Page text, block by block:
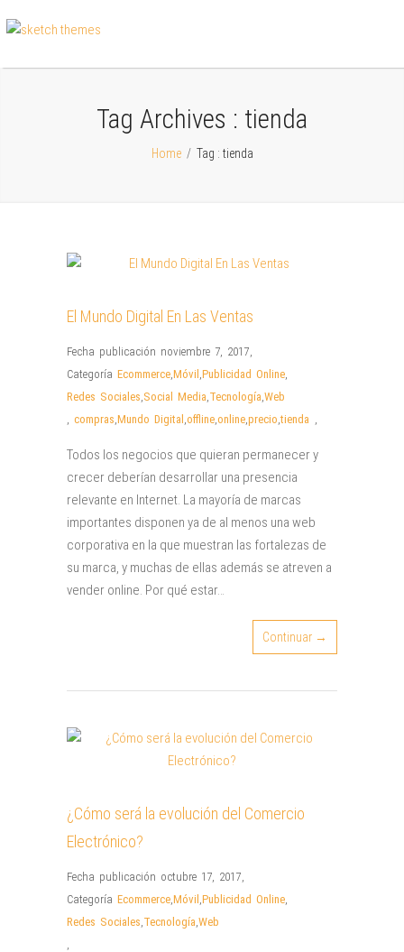
Tag Archives : tienda
Home / Tag : tienda
El Mundo Digital En Las Ventas
Fecha publicación noviembre 7, 2017,
Categoría Ecommerce,Móvil ,Publicidad Online,
Redes Sociales,Social Media,Tecnología,Web
, compras,Mundo Digital ,offline,online,precio,tienda ,
Todos los negocios que quieran permanecer y
crecer deberían desarrollar una presencia
relevante en Internet. La mayoría de marcas
importantes disponen ya de al menos una web
corporativa en la que muestran las fortalezas de
su marca, y muchas de ellas además se atreven a
vender online. Por qué estar…
Continuar →
¿Cómo será la evolución del Comercio
Electrónico?
Fecha publicación octubre 17, 2017,
Categoría Ecommerce,Móvil ,Publicidad Online,
Redes Sociales,Tecnología,Web
,